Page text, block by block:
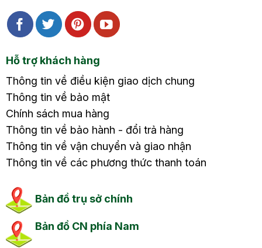
Hỗ trợ khách hàng
Thông tin về điều kiện giao dịch chung
Thông tin về bảo mật
Chính sách mua hàng
Thông tin về bảo hành - đổi trả hàng
Thông tin về vận chuyển và giao nhận
Thông tin về các phương thức thanh toán
Bản đồ trụ sở chính
Bản đồ CN phía Nam